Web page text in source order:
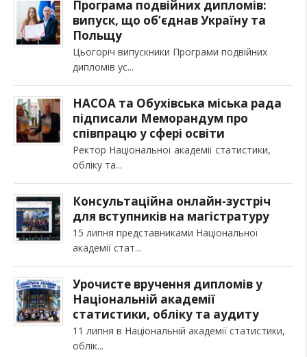
Програма подвійних дипломів:
випуск, що об’єднав Україну та
Польщу
Цьогоріч випускники Програми подвійних
дипломів ус
НАСОА та Обухівська міська рада
підписали Меморандум про
співпрацю у сфері освіти
Ректор Національної академії статистики,
обліку та
Консультаційна онлайн-зустріч
для вступників на магістратуру
15 липня представниками Національної
академії стат
Урочисте вручення дипломів у
Національній академії
статистики, обліку та аудиту
11 липня в Національній академії статистики,
облік